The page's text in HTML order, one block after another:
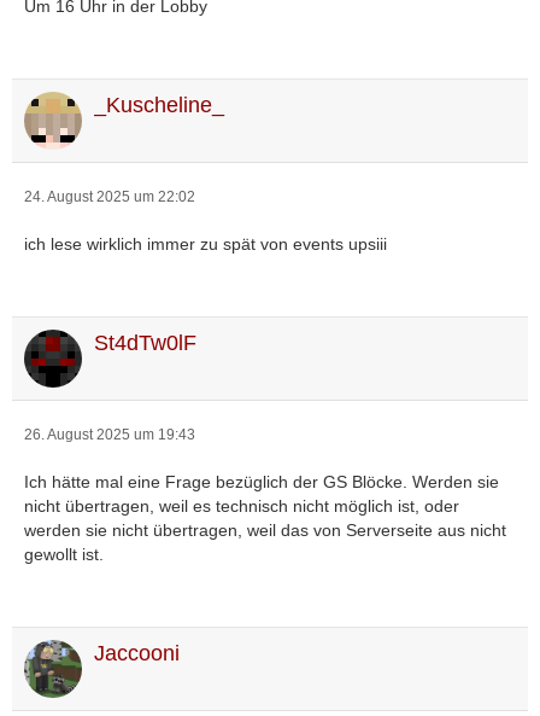
Um 16 Uhr in der Lobby
_Kuscheline_
24. August 2025 um 22:02
ich lese wirklich immer zu spät von events upsiii
St4dTw0lF
26. August 2025 um 19:43
Ich hätte mal eine Frage bezüglich der GS Blöcke. Werden sie
nicht übertragen, weil es technisch nicht möglich ist, oder
werden sie nicht übertragen, weil das von Serverseite aus nicht
gewollt ist.
Jaccooni